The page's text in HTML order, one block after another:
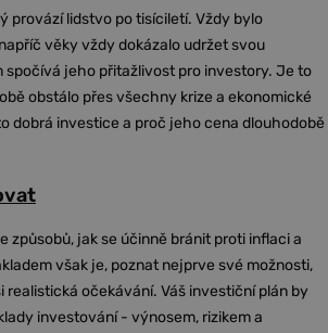
provází lidstvo po tisíciletí. Vždy bylo
věky vždy dokázalo udržet svou
spočívá jeho přitažlivost pro investory. Je to
obstálo přes všechny krize a ekonomické
dobrá investice a proč jeho cena dlouhodobě
způsobů, jak se účinně bránit proti inflaci a
však je, poznat nejprve své možnosti,
realistická očekávání. Váš investiční plán by
investování - výnosem, rizikem a